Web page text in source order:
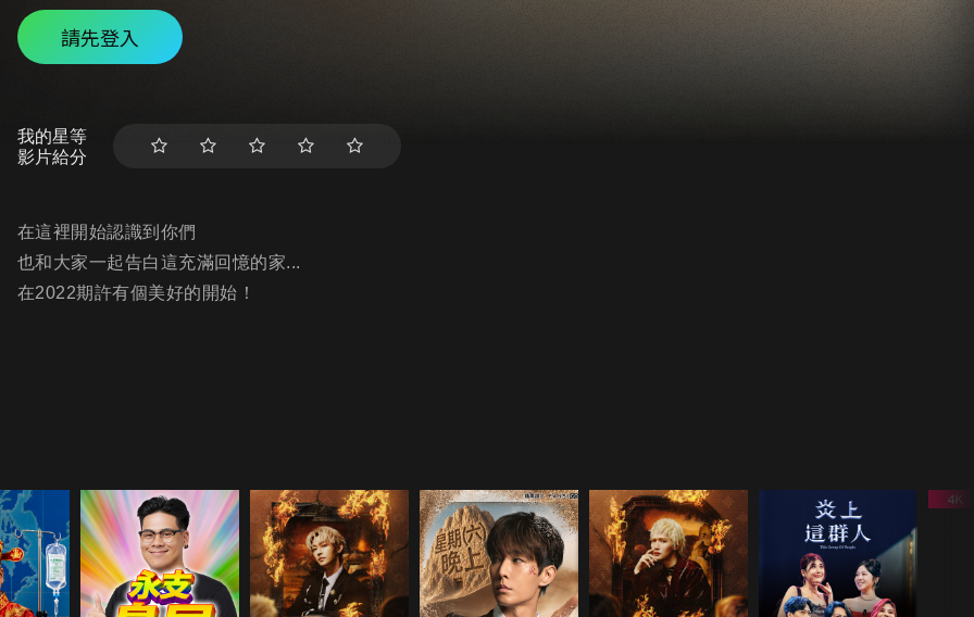
請先登入
我的星等
影片給分
在這裡開始認識到你們
也和大家一起告白這充滿回憶的家...
在2022期許有個美好的開始！